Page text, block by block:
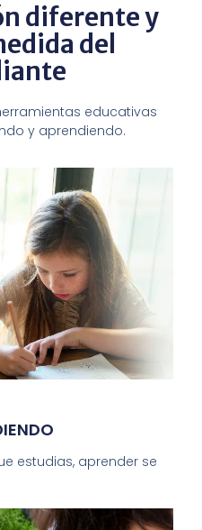
diferente y
del
educativas
y aprendiendo.
estudias, aprender se